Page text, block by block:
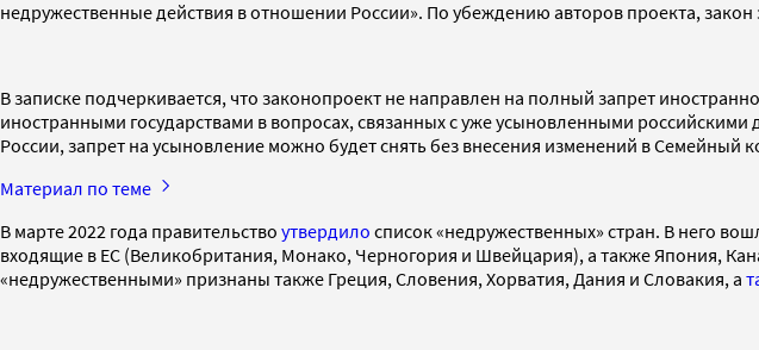
недружественные действия в отношении России». По убеждению авторов проекта,
В записке подчеркивается, что законопроект не направлен на полный запрет
иностранными государствами в вопросах, связанных с уже усыновленными
России, запрет на усыновление можно будет снять без внесения изменений в Семейный
Материал по теме
В марте 2022 года правительство утвердило список «недружественных» стран. В него
входящие в ЕС (Великобритания, Монако, Черногория и Швейцария), а также Япония,
«недружественными» признаны также Греция, Словения, Хорватия, Дания и Словакия, а